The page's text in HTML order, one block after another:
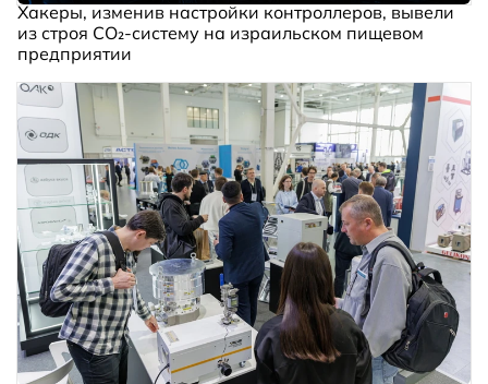
Хакеры, изменив настройки контроллеров, вывели
из строя CO₂-систему на израильском пищевом
предприятии